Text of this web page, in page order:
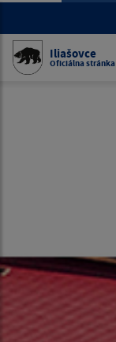
Iliašovce
Oficiálna stránka